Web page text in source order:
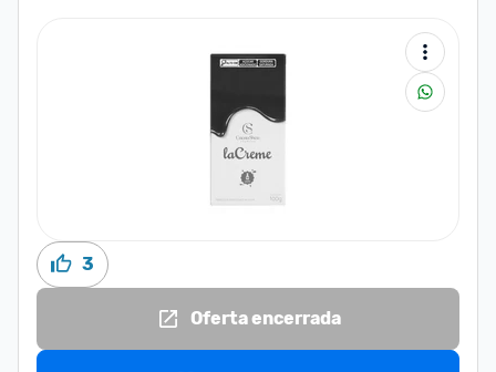
3
Oferta encerrada